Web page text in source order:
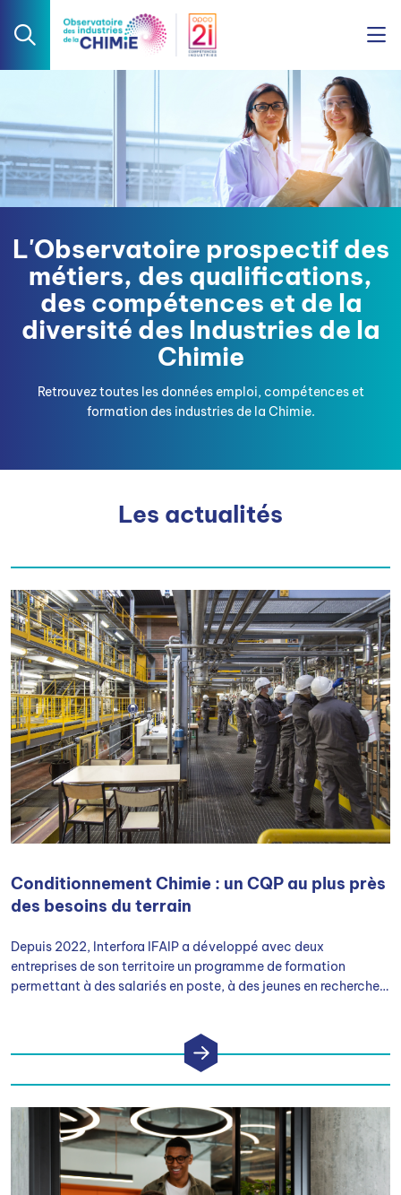
L'Observatoire prospectif des
métiers, des qualifications,
des compétences et de la
diversité des Industries de la
Chimie
Retrouvez toutes les données emploi, compétences et
formation des industries de la Chimie.
Les actualités
Conditionnement Chimie : un CQP au plus près
des besoins du terrain
Depuis 2022, Interfora IFAIP a développé avec deux
entreprises de son territoire un programme de formation
permettant à des salariés en poste, à des jeunes en recherche